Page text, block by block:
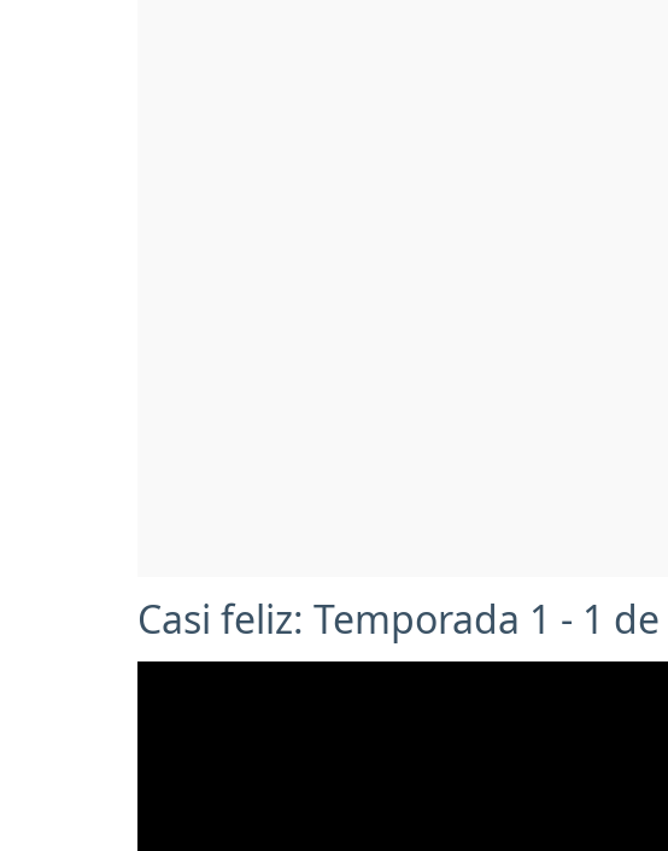
Casi feliz: Temporada 1 - 1